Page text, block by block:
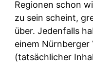
Regionen schon
zu sein scheint,
über. Jedenfalls
einem
(tatsächlicher